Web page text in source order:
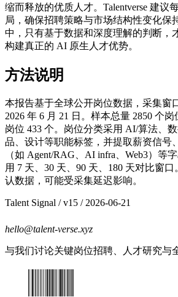
缩而释放的优质人才。Talentverse 建议
局，确保招聘策略与市场结构性变化保
中，只有基于数据和深度理解的判断，
构建真正的 AI 原生人才优势。
方法说明
本报告基于全球公开岗位数据，采集窗
2026 年 6 月 21 日。样本总量 2850 个
岗位 433 个。岗位分类采用 AI/算法、
品、设计等职能标签，并提取薪资信号
（如 Agent/RAG、AI infra、Web3）等
用 7 天、30 天、90 天、180 天对比窗
认数据，可能受采集延迟影响。
Talent Signal / v15 / 2026-06-21
hello@talent-verse.xyz
与我们讨论关键岗位招聘、人才研究与